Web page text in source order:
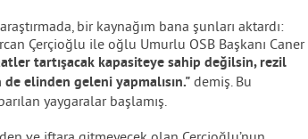
bir kaynağım bana şunları aktardı:
Çerçioğlu ile oğlu Umurlu OSB Başkanı Caner
tartışacak kapasiteye sahip değilsin, rezil
elinden geleni yapmalısın." demiş. Bu
yaygaralar başlamış.